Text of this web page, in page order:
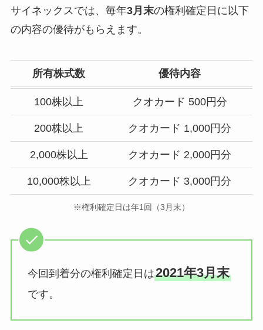
サイネックスでは、毎年3月末の権利確定日に以下
の内容の優待がもらえます。
所有株式数 優待内容
100株以上 クオカード 500円分
200株以上 クオカード 1,000円分
2,000株以上 クオカード 2,000円分
10,000株以上 クオカード 3,000円分
※権利確定日は年1回（3月末）
今回到着分の権利確定日は2021年3月末
です。